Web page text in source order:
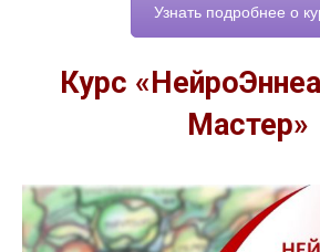
Узнать подробнее о
Курс
Мастер»